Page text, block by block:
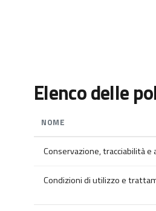
Elenco delle
NOME
Conservazione, tracciabilità
Condizioni di utilizzo e